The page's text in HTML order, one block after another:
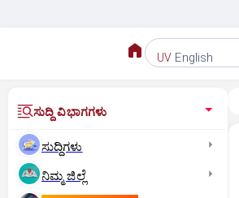
UV English
ಸುದ್ದಿ ವಿಭಾಗಗಳು
ಸುದ್ದಿಗಳು
ನಿಮ್ಮ ಜಿಲ್ಲೆ